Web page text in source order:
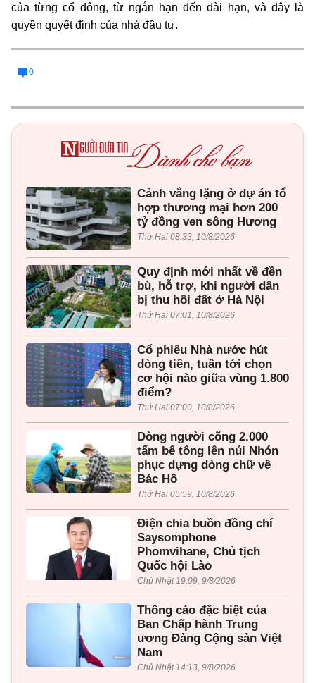
của từng cổ đông, từ ngắn hạn đến dài hạn, và đây là
quyền quyết định của nhà đầu tư.
0
Cảnh vắng lặng ở dự án tổ
hợp thương mại hơn 200
tỷ đồng ven sông Hương
Thứ Hai 08:33, 10/8/2026
Quy định mới nhất về đền
bù, hỗ trợ, khi người dân
bị thu hồi đất ở Hà Nội
Thứ Hai 07:01, 10/8/2026
Cổ phiếu Nhà nước hút
dòng tiền, tuần tới chọn
cơ hội nào giữa vùng 1.800
điểm?
Thứ Hai 07:00, 10/8/2026
Dòng người cõng 2.000
tấm bê tông lên núi Nhón
phục dựng dòng chữ về
Bác Hồ
Thứ Hai 05:59, 10/8/2026
Điện chia buồn đồng chí
Saysomphone
Phomvihane, Chủ tịch
Quốc hội Lào
Chủ Nhật 19:09, 9/8/2026
Thông cáo đặc biệt của
Ban Chấp hành Trung
ương Đảng Cộng sản Việt
Nam
Chủ Nhật 14:13, 9/8/2026